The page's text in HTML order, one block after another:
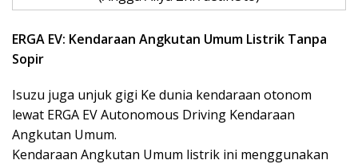
ERGA EV: Kendaraan Angkutan Umum Listrik Tanpa
Sopir
Isuzu juga unjuk gigi Ke dunia kendaraan otonom
lewat ERGA EV Autonomous Driving Kendaraan
Angkutan Umum.
Kendaraan Angkutan Umum listrik ini menggunakan